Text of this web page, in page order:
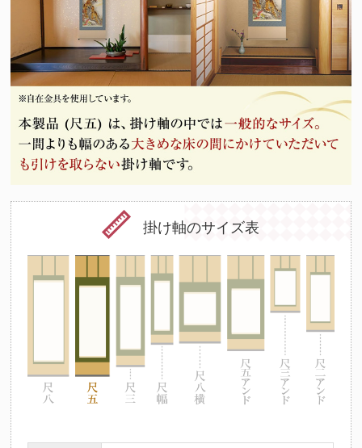
掛け軸のサイズ表